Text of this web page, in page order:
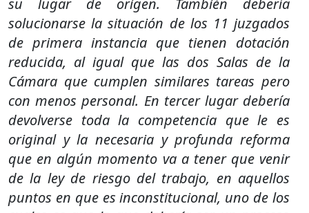
su lugar de origen. También debería
solucionarse la situación de los 11 juzgados
de primera instancia que tienen dotación
reducida, al igual que las dos Salas de la
Cámara que cumplen similares tareas pero
con menos personal. En tercer lugar debería
devolverse toda la competencia que le es
original y la necesaria y profunda reforma
que en algún momento va a tener que venir
de la ley de riesgo del trabajo, en aquellos
puntos en que es inconstitucional, uno de los